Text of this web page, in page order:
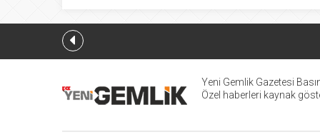
Yeni Gemlik Gazetesi
Özel haberleri kaynak